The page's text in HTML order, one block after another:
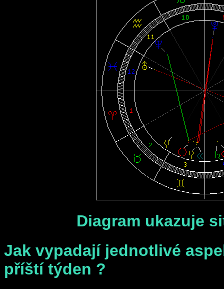
Diagram ukazuje
Jak vypadají jednotlivé
příští týden ?